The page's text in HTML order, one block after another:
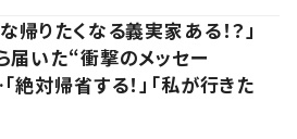
帰りたくなる義実家ある！？」
届いた“衝撃のメッセー
絶対帰省する！」「私が行きた